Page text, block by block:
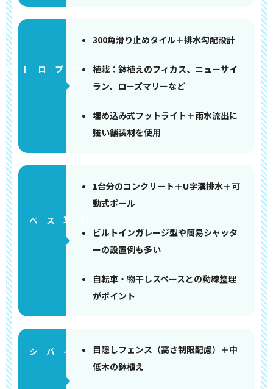
アプローチ
300角滑り止めタイル＋排水勾配設計
植栽：鉢植えのフィカス、ニューサイ
ラン、ローズマリーなど
埋め込み式フットライト＋雨水流出に
強い舗装材を使用
1台分のコンクリート＋U字溝排水＋可
動式ポール
ビルトインガレージ型や簡易シャッタ
ーの設置例も多い
自転車・物干しスペースとの動線整理
がポイント
目隠しフェンス（高さ制限配慮）＋中
低木の鉢植え